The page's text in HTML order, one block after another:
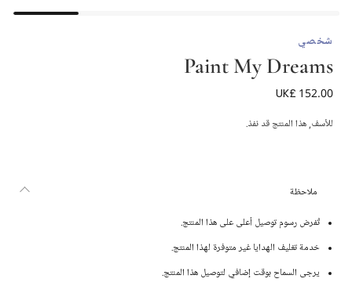
شخصي
Paint My Dreams
بطانية مخصصة قطن لون أبيض للمولودات (88 سم)
UK£ 152.00
للأسف, هذا المنتج قد نفذ.
ملاحظة
تُفرض رسوم توصيل أعلى على هذا المنتج.
خدمة تغليف الهدايا غير متوفرة لهذا المنتج.
يرجى السماح بوقت إضافي لتوصيل هذا المنتج.